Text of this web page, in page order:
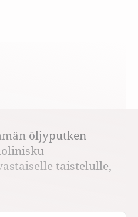
öljyputken
taistelulle,